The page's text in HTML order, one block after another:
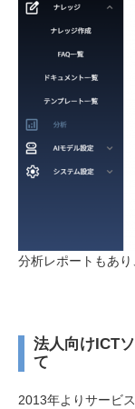
分析レポートもあ
法人向けICT
て
2013年よりサービ